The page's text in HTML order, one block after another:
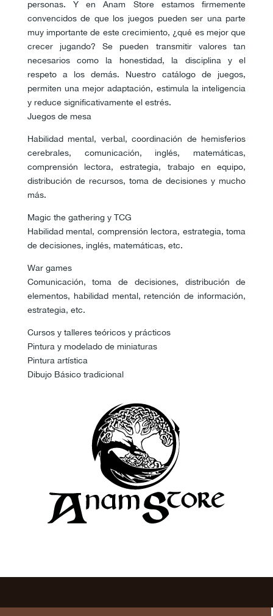
personas. Y en Anam Store estamos firmemente
convencidos de que los juegos pueden ser una parte
muy importante de este crecimiento, ¿qué es mejor que
crecer jugando? Se pueden transmitir valores tan
necesarios como la honestidad, la disciplina y el
respeto a los demás. Nuestro catálogo de juegos,
permiten una mejor adaptación, estimula la inteligencia
y reduce significativamente el estrés.
Juegos de mesa
Habilidad mental, verbal, coordinación de hemisferios
cerebrales, comunicación, inglés, matemáticas,
comprensión lectora, estrategia, trabajo en equipo,
distribución de recursos, toma de decisiones y mucho
más.
Magic the gathering y TCG
Habilidad mental, comprensión lectora, estrategia, toma
de decisiones, inglés, matemáticas, etc.
War games
Comunicación, toma de decisiones, distribución de
elementos, habilidad mental, retención de información,
estrategia, etc.
Cursos y talleres teóricos y prácticos
Pintura y modelado de miniaturas
Pintura artística
Dibujo Básico tradicional